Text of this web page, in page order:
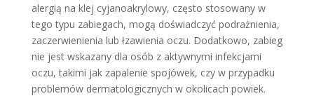
alergią na klej cyjanoakrylowy, często stosowany w
tego typu zabiegach, mogą doświadczyć podrażnienia,
zaczerwienienia lub łzawienia oczu. Dodatkowo, zabieg
nie jest wskazany dla osób z aktywnymi infekcjami
oczu, takimi jak zapalenie spojówek, czy w przypadku
problemów dermatologicznych w okolicach powiek.